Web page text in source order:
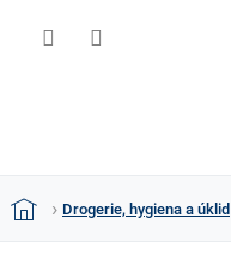
DomůDrogerie, hygiena a úklid